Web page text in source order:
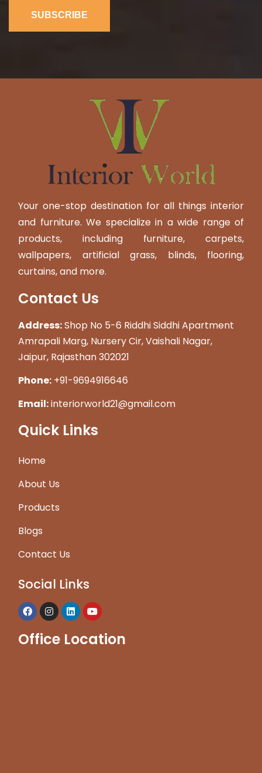
SUBSCRIBE
Your one-stop destination for all things interior
and furniture. We specialize in a wide range of
products, including furniture, carpets,
wallpapers, artificial grass, blinds, flooring,
curtains, and more.
Contact Us
Address:Shop No 5-6 Riddhi Siddhi Apartment
Amrapali Marg, Nursery Cir, Vaishali Nagar,
Jaipur, Rajasthan 302021
Phone: +91-9694916646
Email:interiorworld21@gmail.com
Quick Links
Home
About Us
Products
Blogs
Contact Us
Social Links
Office Location